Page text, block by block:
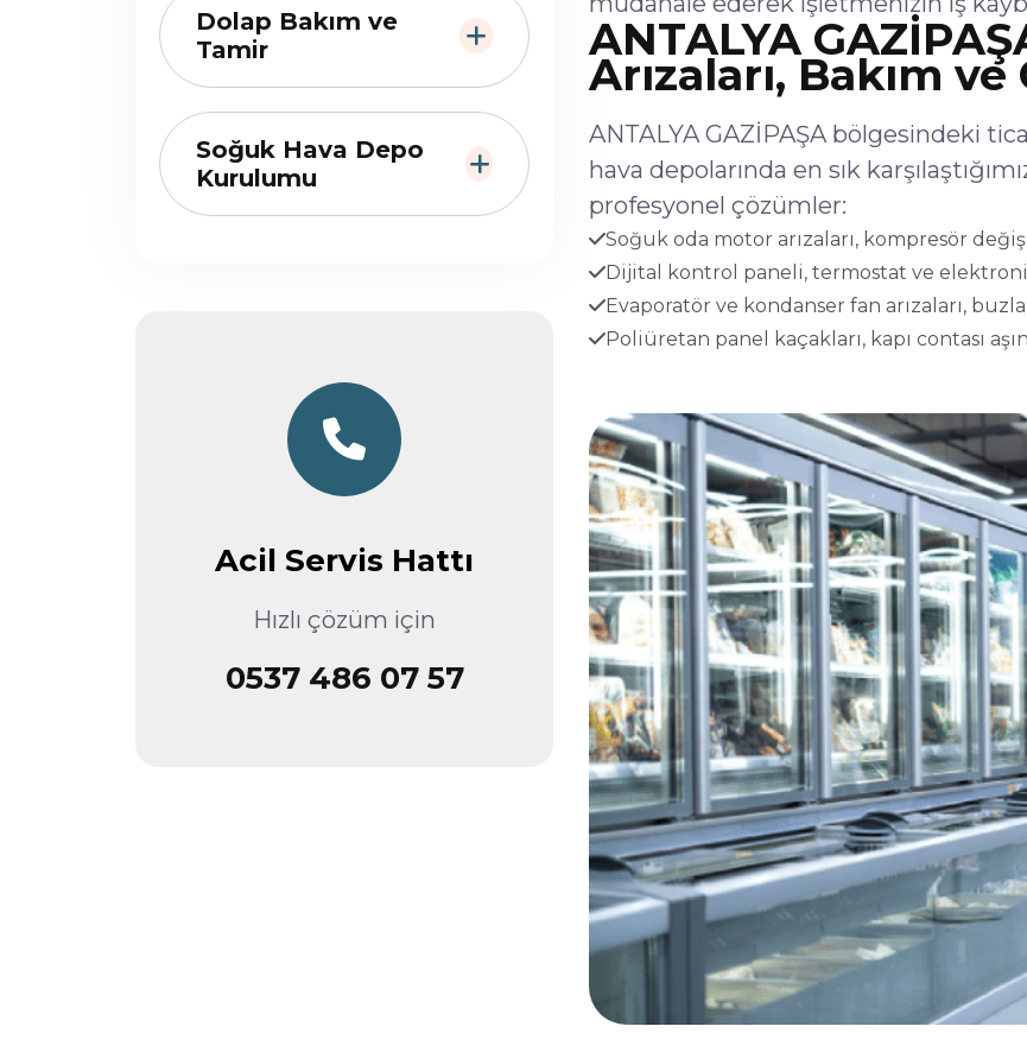
Dolap Bakım ve
Tamir
Soğuk Hava Depo
Kurulumu
Acil Servis Hattı
Hızlı çözüm için
0537 486 07 57
ANTALYA
Arızaları, Bakım
ANTALYA GAZİPAŞA bölgesindeki
hava depolarında en sık
profesyonel çözümler:
Soğuk oda motor arızaları, kompresör
Dijital kontrol paneli, termostat ve
Evaporatör ve kondanser fan arızaları,
Poliüretan panel kaçakları, kapı contası